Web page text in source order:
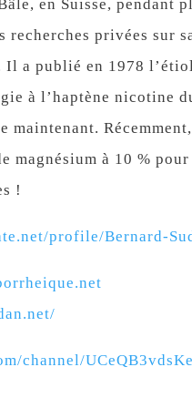
en Suisse, pendant
recherches privées sur
a publié en 1978
à l’haptène nicotine
maintenant.
magnésium à 10 %
!
profile/Bernard-
channel/